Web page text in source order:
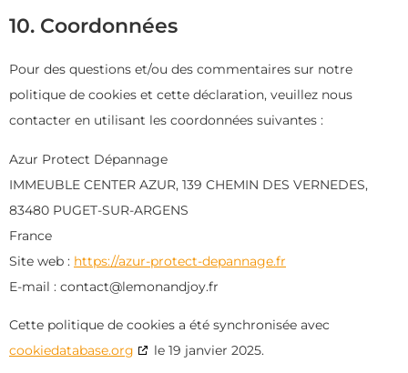
10. Coordonnées
Pour des questions et/ou des commentaires sur notre
politique de cookies et cette déclaration, veuillez nous
contacter en utilisant les coordonnées suivantes :
Azur Protect Dépannage
IMMEUBLE CENTER AZUR, 139 CHEMIN DES VERNEDES,
83480 PUGET-SUR-ARGENS
France
Site web : https://azur-protect-depannage.fr
E-mail : contact@lemonandjoy.fr
Cette politique de cookies a été synchronisée avec
cookiedatabase.org
le 19 janvier 2025.